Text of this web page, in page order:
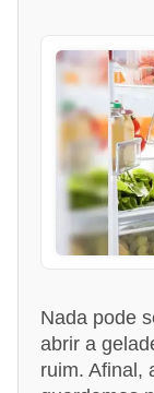
Nada pode
abrir a
ruim. Afinal,